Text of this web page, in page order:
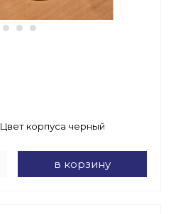
Цвет корпуса черный
в корзину